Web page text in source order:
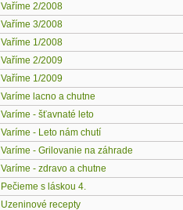
Vaříme 2/2008
Vaříme 3/2008
Vaříme 1/2008
Vaříme 2/2009
Vaříme 1/2009
Varíme lacno a chutne
Varíme - šťavnaté leto
Varíme - Leto nám chutí
Varíme - Grilovanie na záhrade
Varíme - zdravo a chutne
Pečieme s láskou 4.
Uzeninové recepty